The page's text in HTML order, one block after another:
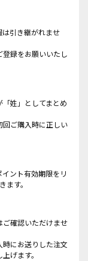
引き継がれませ
録をお願いいたし
姓」としてまとめ
回ご購入時に正しい
ント有効期限をリ
す。
ご確認いただけませ
にお送りした注文
げます。